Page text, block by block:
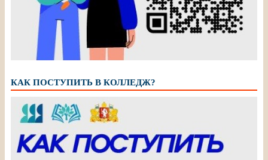
КАК ПОСТУПИТЬ В КОЛЛЕДЖ?